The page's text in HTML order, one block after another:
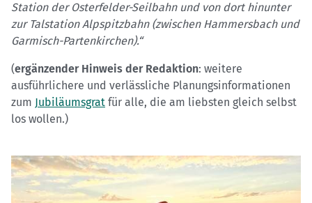
Station der Osterfelder-Seilbahn und von dort hinunter
zur Talstation Alpspitzbahn (zwischen Hammersbach und
Garmisch-Partenkirchen).“
(ergänzender Hinweis der Redaktion: weitere
ausführlichere und verlässliche Planungsinformationen
zum Jubiläumsgrat für alle, die am liebsten gleich selbst
los wollen.)